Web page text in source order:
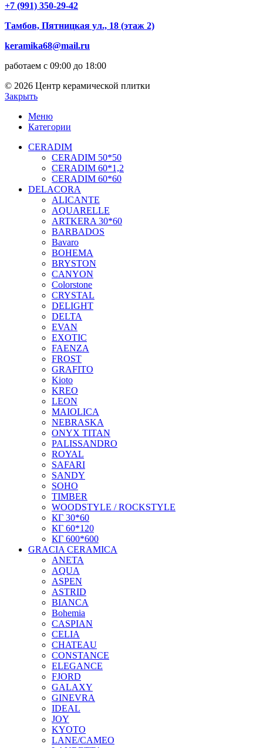
+7 (991) 350-29-42
Тамбов, Пятницкая ул., 18 (этаж 2)
keramika68@mail.ru
работаем с 09:00 до 18:00
© 2026 Центр керамической плитки
Закрыть
Меню
Категории
CERADIM
CERADIM 50*50
CERADIM 60*1,2
CERADIM 60*60
DELACORA
ALICANTE
AQUARELLE
ARTKERA 30*60
BARBADOS
Bavaro
BOHEMA
BRYSTON
CANYON
Colorstone
CRYSTAL
DELIGHT
DELTA
EVAN
EXOTIC
FAENZA
FROST
GRAFITO
Kioto
KREO
LEON
MAIOLICA
NEBRASKA
ONYX TITAN
PALISSANDRO
ROYAL
SAFARI
SANDY
SOHO
TIMBER
WOODSTYLE / ROCKSTYLE
КГ 30*60
КГ 60*120
КГ 600*600
GRACIA CERAMICA
ANETA
AQUA
ASPEN
ASTRID
BIANCA
Bohemia
CASPIAN
CELIA
CHATEAU
CONSTANCE
ELEGANCE
FJORD
GALAXY
GINEVRA
IDEAL
JOY
KYOTO
LANE/CAMEO